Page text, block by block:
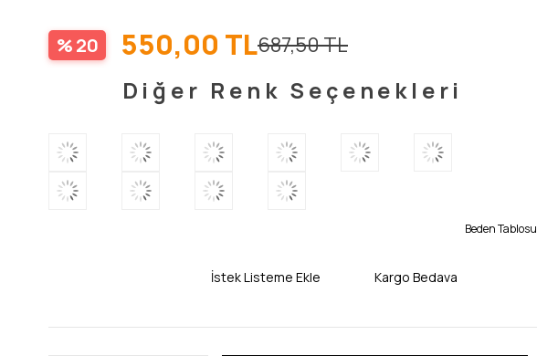
20 687,50 TL
550,00 TL
Diğer Renk Seçenekleri
Beden Tablosu
İstek Listeme Ekle Kargo Bedava